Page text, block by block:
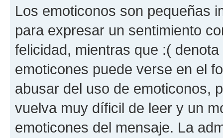
Los emoticonos son pequeñas
para expresar un sentimiento
felicidad, mientras que :(
emoticones puede verse en el
abusar del uso de emoticonos,
vuelva muy díficil de leer y un
emoticones del mensaje. La